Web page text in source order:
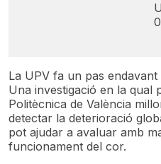
La UPV fa un pas
Una investigació en la qual
Politècnica de València
detectar la deterioració
pot ajudar a avaluar amb
funcionament del cor.